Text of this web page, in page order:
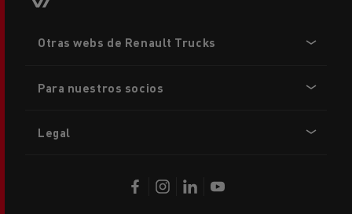
menu
Otras webs de Renault Trucks
Para nuestros socios
Legal